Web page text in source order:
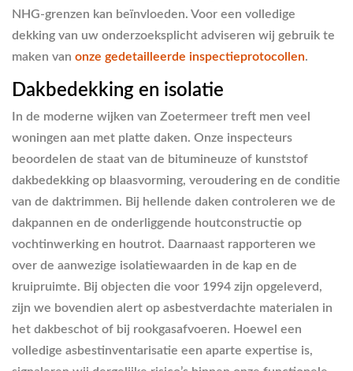
NHG-grenzen kan beïnvloeden. Voor een volledige
dekking van uw onderzoeksplicht adviseren wij gebruik te
maken van onze gedetailleerde inspectieprotocollen.
Dakbedekking en isolatie
In de moderne wijken van Zoetermeer treft men veel
woningen aan met platte daken. Onze inspecteurs
beoordelen de staat van de bitumineuze of kunststof
dakbedekking op blaasvorming, veroudering en de conditie
van de daktrimmen. Bij hellende daken controleren we de
dakpannen en de onderliggende houtconstructie op
vochtinwerking en houtrot. Daarnaast rapporteren we
over de aanwezige isolatiewaarden in de kap en de
kruipruimte. Bij objecten die voor 1994 zijn opgeleverd,
zijn we bovendien alert op asbestverdachte materialen in
het dakbeschot of bij rookgasafvoeren. Hoewel een
volledige asbestinventarisatie een aparte expertise is,